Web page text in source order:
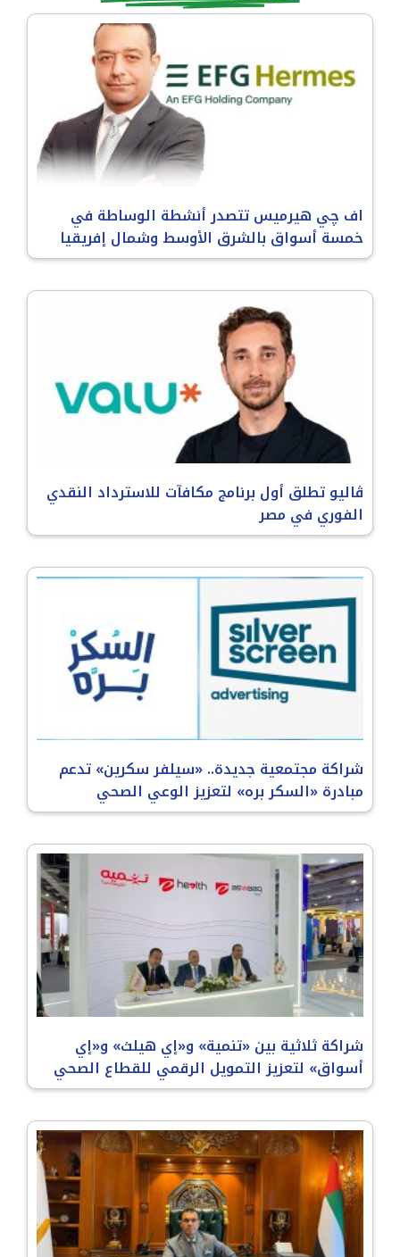
اف چي هيرميس تتصدر أنشطة الوساطة في
خمسة أسواق بالشرق الأوسط وشمال إفريقيا
ڤاليو تطلق أول برنامج مكافآت للاسترداد النقدي
الفوري في مصر
شراكة مجتمعية جديدة.. «سيلفر سكرين» تدعم
مبادرة «السكر بره» لتعزيز الوعي الصحي
شراكة ثلاثية بين «تنمية» و«إي هيلث» و«إي
أسواق» لتعزيز التمويل الرقمي للقطاع الصحي